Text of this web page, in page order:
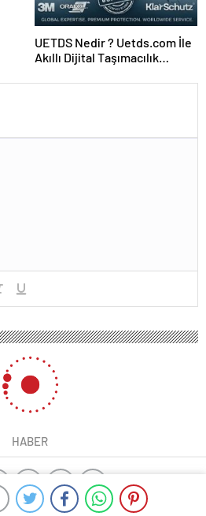
UETDS Nedir ? Uetds.com İle
Akıllı Dijital Taşımacılık
HABER